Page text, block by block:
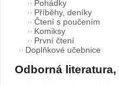
Pohádky
Příběhy, deníky
Čtení s poučením
Komiksy
První čtení
Doplňkové učebnice
Odborná